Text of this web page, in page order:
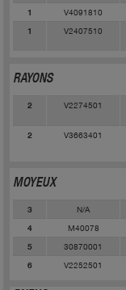
1 V4091810
1 V2407510
RAYONS
2 V2274501
2 V3663401
MOYEUX
3 N/A
4 M40078
5 30870001
6 V2252501